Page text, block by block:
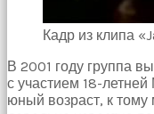
türk
pornosu
Son
Кадр из клипа
В 2001 году группа
с участием 18-
юный возраст, к